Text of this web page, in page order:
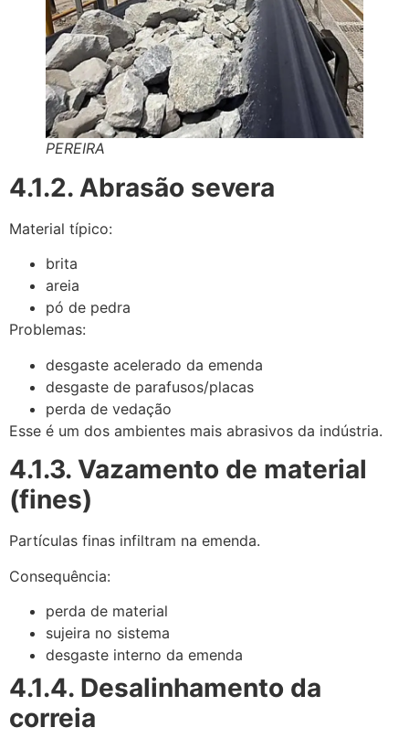
PEREIRA
4.1.2. Abrasão severa
Material típico:
brita
areia
pó de pedra
Problemas:
desgaste acelerado da emenda
desgaste de parafusos/placas
perda de vedação
Esse é um dos ambientes mais abrasivos da indústria.
4.1.3. Vazamento de material
(fines)
Partículas finas infiltram na emenda.
Consequência:
perda de material
sujeira no sistema
desgaste interno da emenda
4.1.4. Desalinhamento da
correia